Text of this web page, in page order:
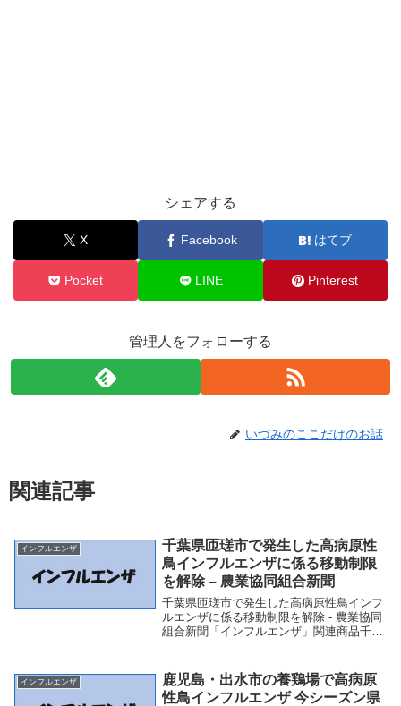
シェアする
X Facebook はてブ
Pocket LINE Pinterest
管理人をフォローする
いづみのここだけのお話
関連記事
インフルエンザ
千葉県匝瑳市で発生した高病原性
鳥インフルエンザに係る移動制限
を解除 – 農業協同組合新聞
千葉県匝瑳市で発生した高病原性鳥インフ
ルエンザに係る移動制限を解除 - 農業協同
組合新聞「インフルエンザ」関連商品千葉
新聞 千葉県匝瑳市で発生した高病原性鳥
イン...
インフルエンザ
鹿児島・出水市の養鶏場で高病原
性鳥インフルエンザ 今シーズン県